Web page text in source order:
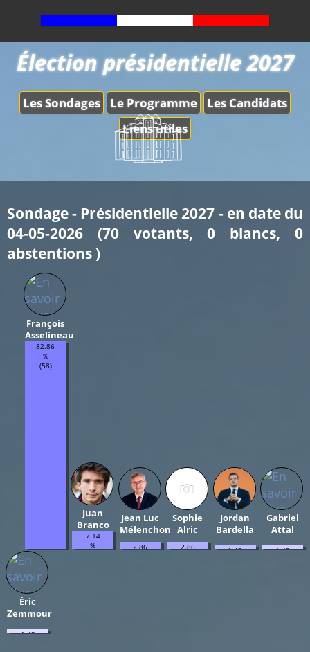
Les Sondages Le Programme
Les Candidats
Liens utiles
Élection présidentielle 2027
Sondage - Présidentielle 2027 - en date du
04-05-2026 (70 votants, 0 blancs, 0
abstentions )
François
Asselineau
82.86
%
(58)
Juan
Branco
7.14
%
Jean Luc
Mélenchon
2.86
Sophie
Alric
2.86
Jordan
Bardella
1.43
Gabriel
Attal
1.43
Éric
Zemmour
1.43